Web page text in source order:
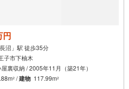
円
沼」駅 徒歩35分
子市下柚木
裏収納 / 2005年11月（築21年）
2 /建物 117.99m2